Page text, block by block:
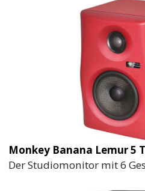
Monkey Banana Lemur 5
Der Studiomonitor mit 6